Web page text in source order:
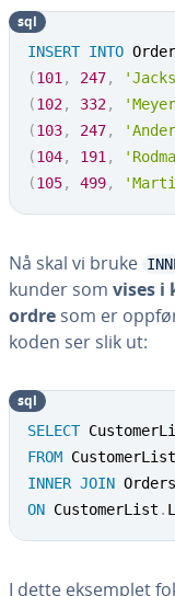
INSERT INTO
(101 , 247,
(102, 332,
(103, 247,
(104, 191 ,
(105, 499,
sql
Nå skal vi bruke
kunder som vises i
ordre som er
koden ser slik ut:
SELECT
FROM
INNER JOIN
ON CustomerList .
sql
I dette eksemplet